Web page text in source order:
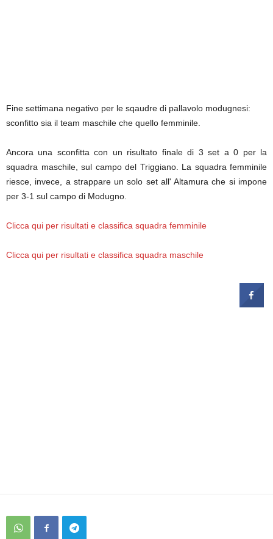
Fine settimana negativo per le sqaudre di pallavolo modugnesi:
sconfitto sia il team maschile che quello femminile.
Ancora una sconfitta con un risultato finale di 3 set a 0 per la
squadra maschile, sul campo del Triggiano. La squadra femminile
riesce, invece, a strappare un solo set all' Altamura che si impone
per 3-1 sul campo di Modugno.
Clicca qui per risultati e classifica squadra femminile
Clicca qui per risultati e classifica squadra maschile